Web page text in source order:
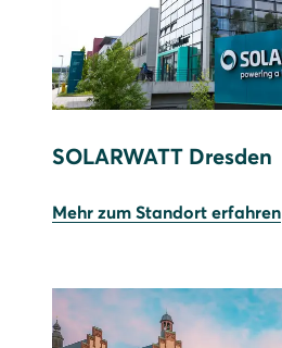
SOLARWATT Dresden
Mehr zum Standort erfahren